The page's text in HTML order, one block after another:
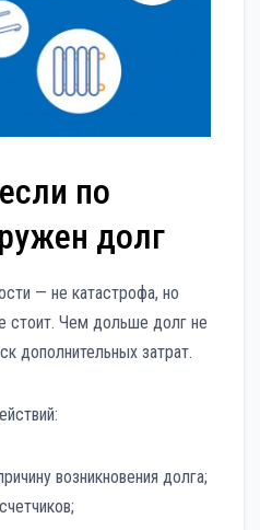
по
долг
— не катастрофа, но
стоит. Чем дольше долг не
дополнительных затрат.
возникновения долга;